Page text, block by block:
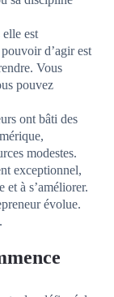
est
d’agir est
Vous
pouvez
ont bâti des
modestes.
exceptionnel,
et à s’améliorer.
évolue.